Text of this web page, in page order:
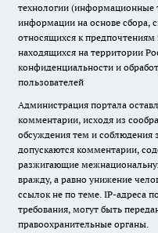
технологии (информационные
информации на основе сбора,
относящихся к предпочтениям
находящихся на территории
конфиденциальности и
пользователей
Администрация портала
комментарии, исходя из
обсуждения тем и соблюдения
допускаются комментарии,
разжигающие
вражду, а равно унижение
ссылок не по теме. IP-адреса
требования, могут быть
правоохранительные органы.